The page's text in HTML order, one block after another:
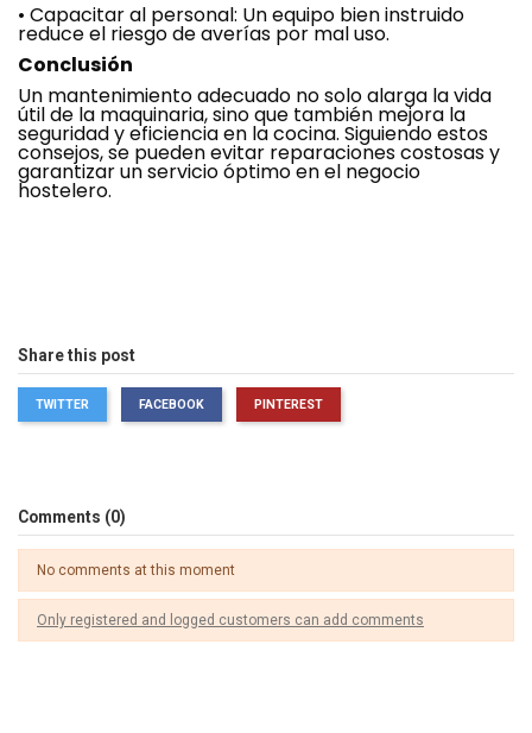
• Capacitar al personal: Un equipo bien instruido
reduce el riesgo de averías por mal uso.
Conclusión
Un mantenimiento adecuado no solo alarga la vida
útil de la maquinaria, sino que también mejora la
seguridad y eficiencia en la cocina. Siguiendo estos
consejos, se pueden evitar reparaciones costosas y
garantizar un servicio óptimo en el negocio
hostelero.
Share this post
TWITTER FACEBOOK PINTEREST
Comments (0)
No comments at this moment
Only registered and logged customers can add comments